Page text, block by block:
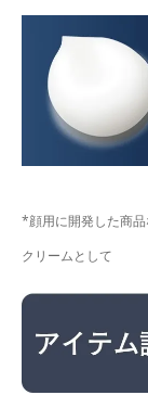
*顔用に開発した商
クリームとして